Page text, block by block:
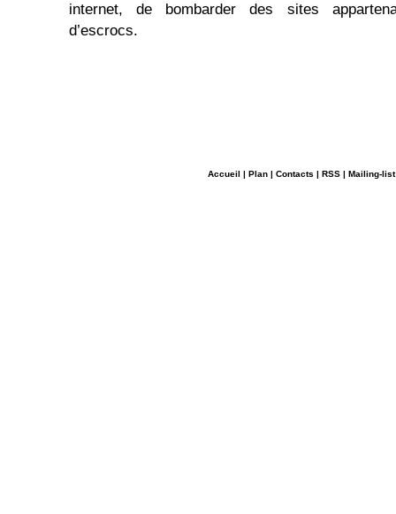
internet, de bombarder des sites
d’escrocs.
Accueil | Plan | Contacts | RSS | Mailing-list